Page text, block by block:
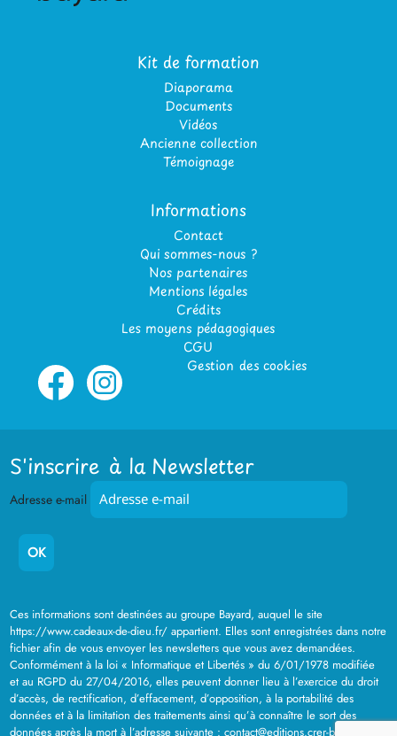
Kit de formation
Diaporama
Documents
Vidéos
Ancienne collection
Témoignage
Informations
Contact
Qui sommes-nous ?
Nos partenaires
Mentions légales
Crédits
Les moyens pédagogiques
CGU
Gestion des cookies
S'inscrire à la Newsletter
Adresse e-mail
Ces informations sont destinées au groupe Bayard, auquel le site
https://www.cadeaux-de-dieu.fr/ appartient. Elles sont enregistrées dans notre
fichier afin de vous envoyer les newsletters que vous avez demandées.
Conformément à la loi « Informatique et Libertés » du 6/01/1978 modifiée
et au RGPD du 27/04/2016, elles peuvent donner lieu à l’exercice du droit
d’accès, de rectification, d’effacement, d’opposition, à la portabilité des
données et à la limitation des traitements ainsi qu’à connaître le sort des
données après la mort à l’adresse suivante : contact@editions.crer-bayard.fr .